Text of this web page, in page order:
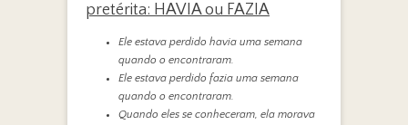
pretérita: HAVIA ou FAZIA
Ele estava perdido havia uma semana
quando o encontraram.
Ele estava perdido fazia uma semana
quando o encontraram.
Quando eles se conheceram, ela morava